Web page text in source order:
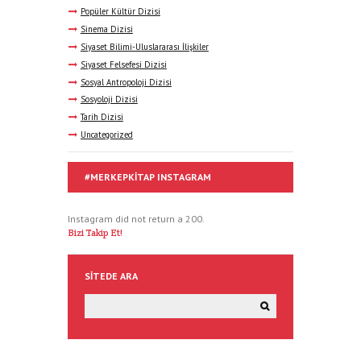
Popüler Kültür Dizisi
Sinema Dizisi
Siyaset Bilimi-Uluslararası İlişkiler
Siyaset Felsefesi Dizisi
Sosyal Antropoloji Dizisi
Sosyoloji Dizisi
Tarih Dizisi
Uncategorized
#MERKEPKITAP INSTAGRAM
Instagram did not return a 200.
Bizi Takip Et!
SITEDE ARA